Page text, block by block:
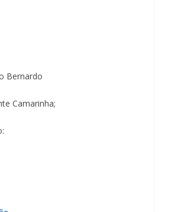
Bernardo
Camarinha;